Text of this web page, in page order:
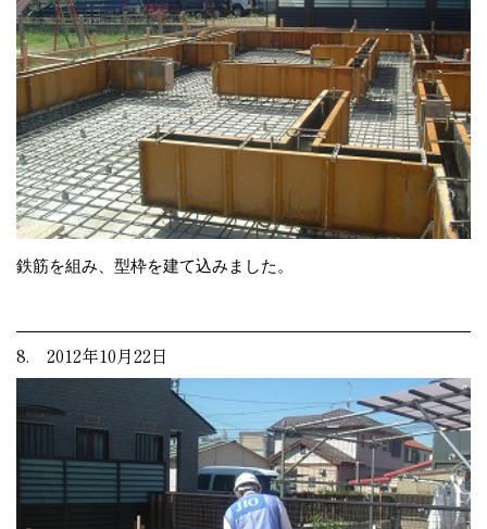
鉄筋を組み、型枠を建て込みました。
8. 2012年10月22日